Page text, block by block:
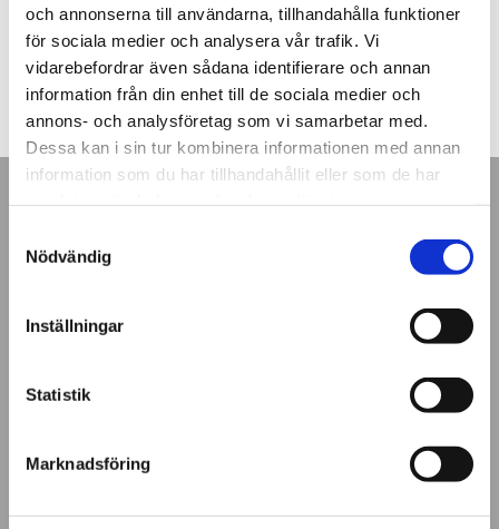
och annonserna till användarna, tillhandahålla funktioner
för sociala medier och analysera vår trafik. Vi
vidarebefordrar även sådana identifierare och annan
information från din enhet till de sociala medier och
annons- och analysföretag som vi samarbetar med.
Dessa kan i sin tur kombinera informationen med annan
information som du har tillhandahållit eller som de har
Nödvändig
Inställningar
Statistik
Marknadsföring
Hålla köket rent: Rengör ytor och redskap noggrant för
att undvika kontaminering.
Läs mer på Livsmedelsverket!